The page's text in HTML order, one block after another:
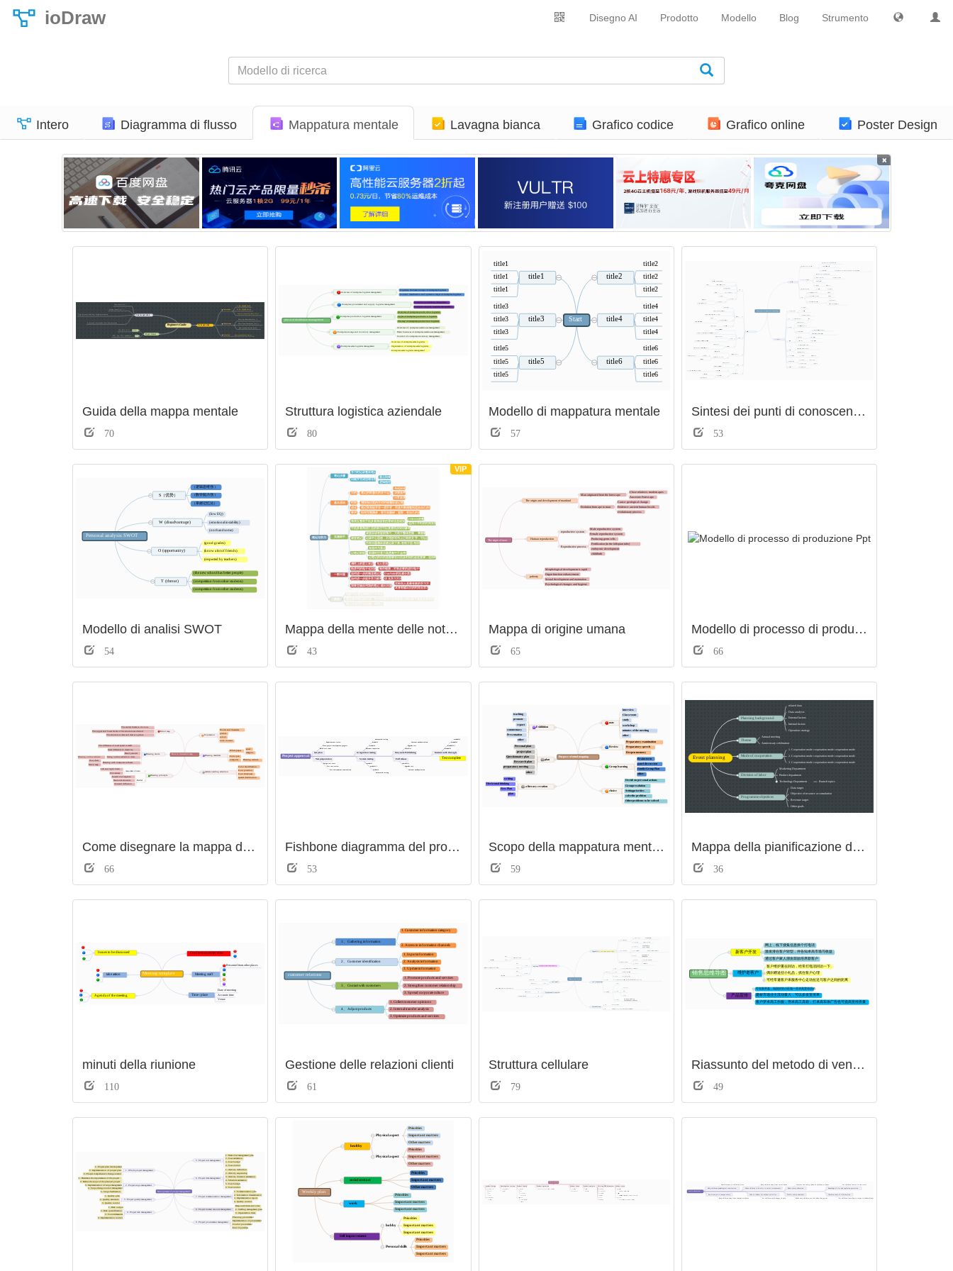
ioDraw Strumento
Blog
Modello
Prodotto
Disegno AI
Intero Diagramma di flusso Mappatura mentale Lavagna bianca Grafico codice Grafico online Poster Design
关闭
×
Guida della mappa mentale
70
Struttura logistica aziendale
80
Modello di mappatura mentale
57
Sintesi dei punti di conoscenza fisica
53
Modello di analisi SWOT
54
VIP
Mappa della mente delle note di apprendimento
43
Mappa di origine umana
65
Modello di processo di produzione Ppt
66
Come disegnare la mappa della mente
66
Fishbone diagramma del processo di test software
53
Scopo della mappatura mentale
59
Mappa della pianificazione dell'attività
36
minuti della riunione
110
Gestione delle relazioni clienti
61
Struttura cellulare
79
Riassunto del metodo di vendita
49